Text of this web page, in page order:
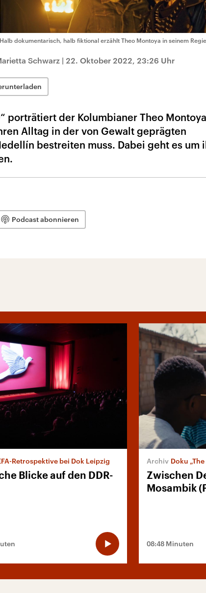
Halb dokumentarisch, halb fiktional erzählt Theo Montoya in seinem
Schwarz | 22. Oktober 2022, 23:26 Uhr
porträtiert der Kolumbianer Theo
Alltag in der von Gewalt geprägten
bestreiten muss. Dabei geht es um
Podcast abonnieren
Retrospektive bei Dok Leipzig
Blicke auf den DDR-
Doku
Zwischen
Mosambik
08:48 Minuten